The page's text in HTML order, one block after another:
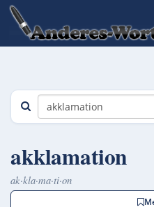
akklamation
ak·kla·ma·ti·on